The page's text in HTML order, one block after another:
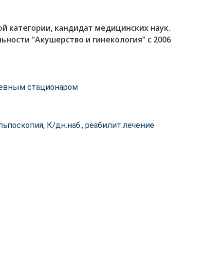
категории, кандидат медицинских наук.
"Акушерство и гинекология" с 2006
стационаром
К/дн.наб., реабилит.лечение